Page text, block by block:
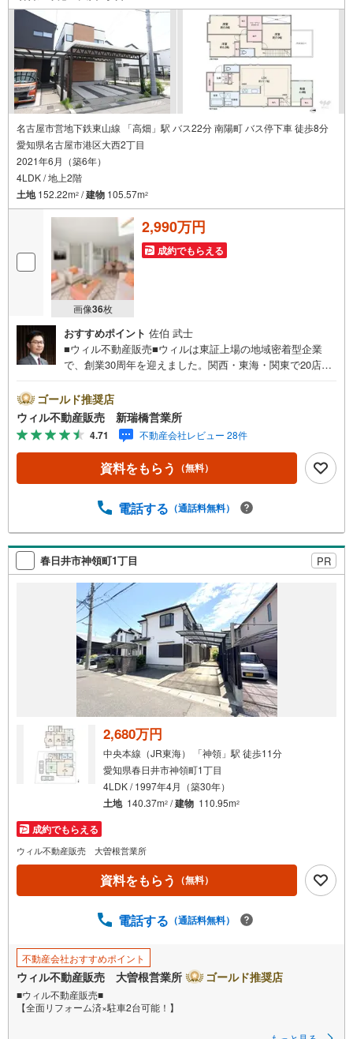
でもお気軽にご相談ください。
名古屋市営地下鉄東山線 「高畑」駅 バス22分 南陽町 バス停下車 徒歩8分
愛知県名古屋市港区大西2丁目
2021年6月（築6年）
4LDK / 地上2階
土地152.22m2 /建物 105.57m2
画像36枚
2,990万円
成約でもらえる
おすすめポイント 佐伯 武士
■ウィル不動産販売■ウィルは東証上場の地域密着型企業
で、創業30周年を迎えました。関西・東海・関東で20店舗
です。新瑞橋駅から徒歩1分の店舗には、キッズスペースや
おむつ替えスペースを完備しており、お子様連れのお客様
も安心してご利用いただけます。●平日のお住まい探しの方
へ●弊社では平日にご内覧や契約を希望されるお客様のため
に、「平日会員制度」という割引プランをご用意していま
す。●お仕事で忙しい方へ●午前10時から午後7時まで、毎
間外でのご内覧にも対応いたします。また、オンライン内
弊社は定休日なく営業しており、当日のご内覧も承りま
す。弊社で掲載している物件以外にもご紹介可能ですの
で、一度ご相談ください。●その他の相談もプロが対応●物
件に関することはもちろん、住宅ローンなどの資金面やリ
フォームに関することなど、お住まいに関するどんなこと
でもお気軽にご相談ください。
ゴールド推奨店
ウィル不動産販売 新瑞橋営業所
4.71 不動産会社レビュー 28件
資料をもらう （無料）
電話する （通話料無料）
春日井市神領町1丁目 PR
2,680万円
中央本線（JR東海） 「神領」駅 徒歩11分
愛知県春日井市神領町1丁目
4LDK / 1997年4月（築30年）
土地 140.37m2 /建物 110.95m2
成約でもらえる
ウィル不動産販売 大曽根営業所
資料をもらう （無料）
電話する （通話料無料）
不動産会社おすすめポイント
ウィル不動産販売 大曽根営業所 ゴールド推奨店
■ウィル不動産販売■
【全面リフォーム済×駐車2台可能！】